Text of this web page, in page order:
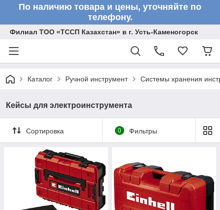
По наличию товара и цены, уточняйте по
телефону.
Филиал ТОО «ТССП Казахстан» в г. Усть-Каменогорск
Каталог Ручной инструмент Системы хранения
Кейсы для электроинструмента
Сортировка 0 Фильтры